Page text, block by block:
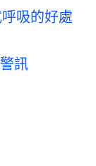
吸的好處
訊